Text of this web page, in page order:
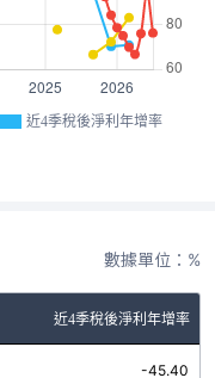
近4季稅後淨利年增率
數據單位：%
近4季稅後淨利年增率
-45.40